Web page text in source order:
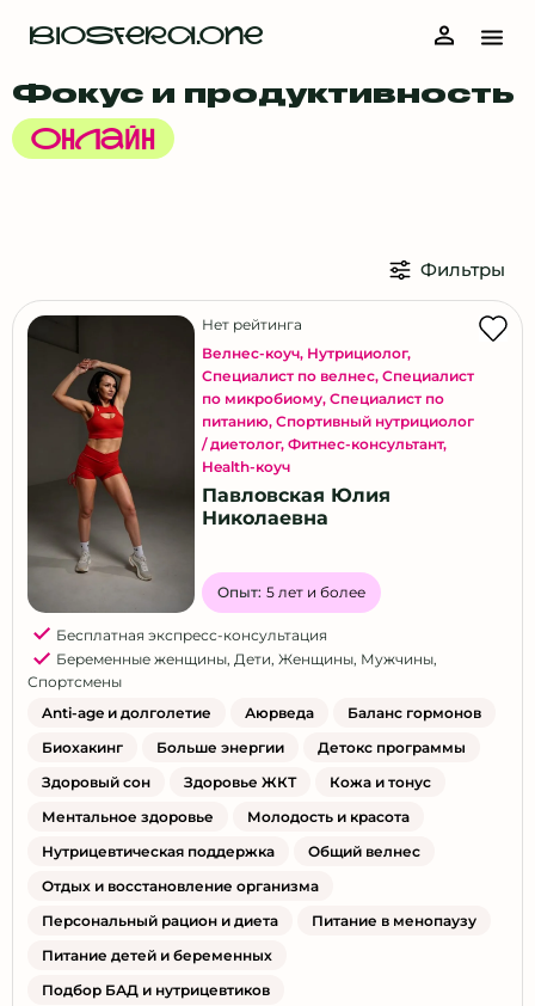
BIOSFERA.ONE
Фокус и продуктивность
Онлайн
Витебск
Волгоград
Волжский
Воронеж
Казань
Кемерово
Кириши
Киров
Кисловодск
Красногорск
Краснодар
Курск
Липецк
Майкоп
Махачкала
Мурманск
Набережные Челны
Нижний Новгород
Новокузнецк
Новосибирск
Омск
Оренбург
Фильтры
Нет рейтинга
Велнес-коуч, Нутрициолог,
Специалист по велнес, Специалист
по микробиому, Специалист по
питанию, Спортивный нутрициолог
/ диетолог, Фитнес-консультант,
Health-коуч
Павловская Юлия
Николаевна
Опыт: 5 лет и более
Бесплатная экспресс-консультация
Беременные женщины, Дети, Женщины, Мужчины,
Спортсмены
Anti-age и долголетие
Аюрведа
Баланс гормонов
Биохакинг
Больше энергии
Детокс программы
Здоровый сон
Здоровье ЖКТ
Кожа и тонус
Ментальное здоровье
Молодость и красота
Нутрицевтическая поддержка
Общий велнес
Отдых и восстановление организма
Персональный рацион и диета
Питание в менопаузу
Питание детей и беременных
Подбор БАД и нутрицевтиков